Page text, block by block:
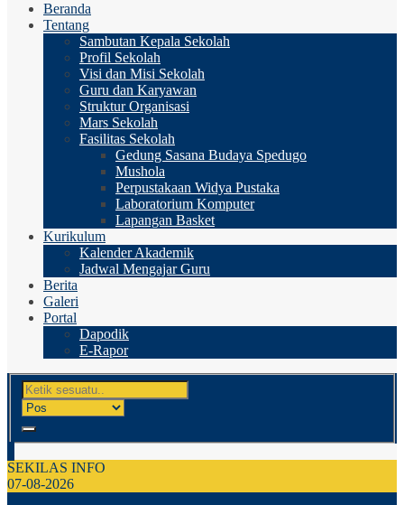
Beranda
Tentang
Sambutan Kepala Sekolah
Profil Sekolah
Visi dan Misi Sekolah
Guru dan Karyawan
Struktur Organisasi
Mars Sekolah
Fasilitas Sekolah
Gedung Sasana Budaya Spedugo
Mushola
Perpustakaan Widya Pustaka
Laboratorium Komputer
Lapangan Basket
Kurikulum
Kalender Akademik
Jadwal Mengajar Guru
Berita
Galeri
Portal
Dapodik
E-Rapor
SEKILAS INFO
07-08-2026